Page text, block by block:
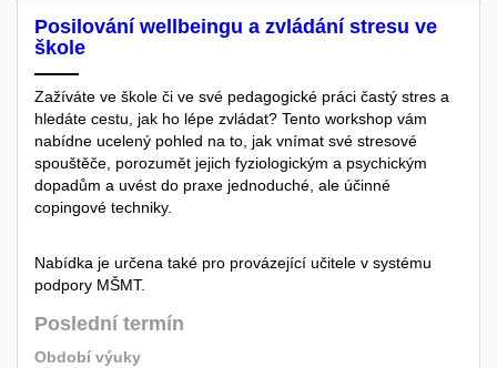
Posilování wellbeingu a zvládání stresu ve
škole
Zažíváte ve škole či ve své pedagogické práci častý stres a
hledáte cestu, jak ho lépe zvládat? Tento workshop vám
nabídne ucelený pohled na to, jak vnímat své stresové
spouštěče, porozumět jejich fyziologickým a psychickým
dopadům a uvést do praxe jednoduché, ale účinné
copingové techniky.
Nabídka je určena také pro provázející učitele v systému
podpory MŠMT.
Poslední termín
Období výuky